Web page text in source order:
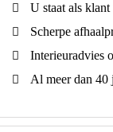
U staat als
Scherpe
Interieuradvies
Al meer dan 40